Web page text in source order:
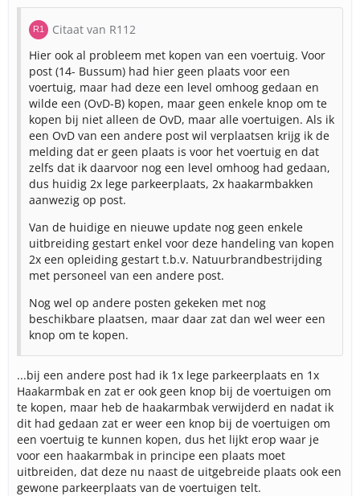
Citaat van R112
Hier ook al probleem met kopen van een voertuig. Voor
post (14- Bussum) had hier geen plaats voor een
voertuig, maar had deze een level omhoog gedaan en
wilde een (OvD-B) kopen, maar geen enkele knop om te
kopen bij niet alleen de OvD, maar alle voertuigen. Als ik
een OvD van een andere post wil verplaatsen krijg ik de
melding dat er geen plaats is voor het voertuig en dat
zelfs dat ik daarvoor nog een level omhoog had gedaan,
dus huidig 2x lege parkeerplaats, 2x haakarmbakken
aanwezig op post.
Van de huidige en nieuwe update nog geen enkele
uitbreiding gestart enkel voor deze handeling van kopen
2x een opleiding gestart t.b.v. Natuurbrandbestrijding
met personeel van een andere post.
Nog wel op andere posten gekeken met nog
beschikbare plaatsen, maar daar zat dan wel weer een
knop om te kopen.
...bij een andere post had ik 1x lege parkeerplaats en 1x
Haakarmbak en zat er ook geen knop bij de voertuigen om
te kopen, maar heb de haakarmbak verwijderd en nadat ik
dit had gedaan zat er weer een knop bij de voertuigen om
een voertuig te kunnen kopen, dus het lijkt erop waar je
voor een haakarmbak in principe een plaats moet
uitbreiden, dat deze nu naast de uitgebreide plaats ook een
gewone parkeerplaats van de voertuigen telt.